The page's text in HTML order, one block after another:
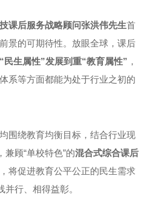
课后服务战略顾问张洪伟先生首
景的可期待性。放眼全球，课后
民生属性”发展到重“教育属性” ，
系等方面都能为处于行业之初的
围绕教育均衡目标，结合行业现
兼顾“单校特色”的混合式综合课后
将促进教育公平公正的民生需求
并行、相得益彰。